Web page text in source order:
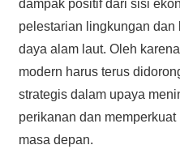
dampak positif dari sisi
pelestarian lingkungan
daya alam laut. Oleh
modern harus terus
strategis dalam upaya
perikanan dan
masa depan.